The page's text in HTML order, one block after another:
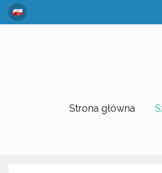
Strona główna